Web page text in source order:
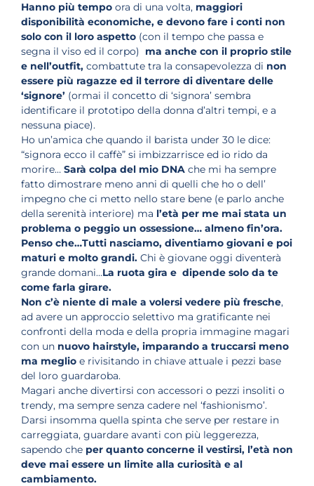
Hanno più tempo ora di una volta, maggiori
disponibilità economiche, e devono fare i conti non
solo con il loro aspetto (con il tempo che passa e
segna il viso ed il corpo) ma anche con il proprio stile
e nell’outfit, combattute tra la consapevolezza di non
essere più ragazze ed il terrore di diventare delle
‘signore’ (ormai il concetto di ‘signora’ sembra
identificare il prototipo della donna d’altri tempi, e a
nessuna piace).
Ho un’amica che quando il barista under 30 le dice:
“signora ecco il caffè” si imbizzarrisce ed io rido da
morire… Sarà colpa del mio DNA che mi ha sempre
fatto dimostrare meno anni di quelli che ho o dell’
impegno che ci metto nello stare bene (e parlo anche
della serenità interiore) ma l’età per me mai stata un
problema o peggio un ossessione… almeno fin’ora.
Penso che…Tutti nasciamo, diventiamo giovani e poi
maturi e molto grandi. Chi è giovane oggi diventerà
grande domani…La ruota gira e dipende solo da te
come farla girare.
Non c’è niente di male a volersi vedere più fresche,
ad avere un approccio selettivo ma gratificante nei
confronti della moda e della propria immagine magari
con un nuovo hairstyle, imparando a truccarsi meno
ma meglio e rivisitando in chiave attuale i pezzi base
del loro guardaroba.
Magari anche divertirsi con accessori o pezzi insoliti o
trendy, ma sempre senza cadere nel ‘fashionismo’.
Darsi insomma quella spinta che serve per restare in
carreggiata, guardare avanti con più leggerezza,
sapendo che per quanto concerne il vestirsi, l’età non
deve mai essere un limite alla curiosità e al
cambiamento.